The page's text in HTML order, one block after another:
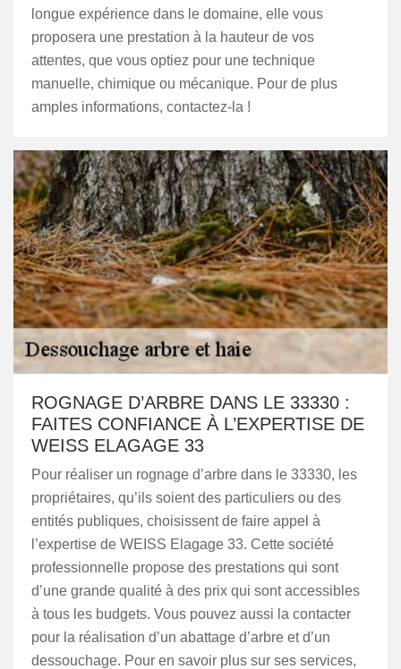
longue expérience dans le domaine, elle vous
proposera une prestation à la hauteur de vos
attentes, que vous optiez pour une technique
manuelle, chimique ou mécanique. Pour de plus
amples informations, contactez-la !
ROGNAGE D’ARBRE DANS LE 33330 :
FAITES CONFIANCE À L’EXPERTISE DE
WEISS ELAGAGE 33
Pour réaliser un rognage d’arbre dans le 33330, les
propriétaires, qu’ils soient des particuliers ou des
entités publiques, choisissent de faire appel à
l’expertise de WEISS Elagage 33. Cette société
professionnelle propose des prestations qui sont
d’une grande qualité à des prix qui sont accessibles
à tous les budgets. Vous pouvez aussi la contacter
pour la réalisation d’un abattage d’arbre et d’un
dessouchage. Pour en savoir plus sur ses services,